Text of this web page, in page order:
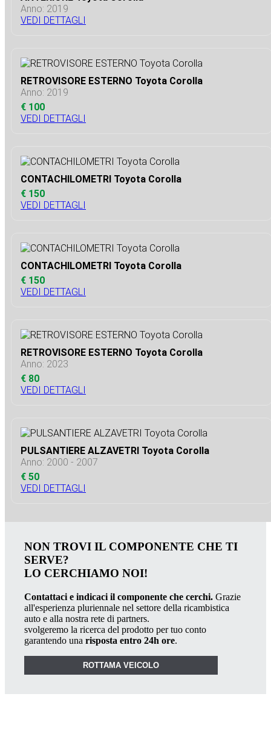
Anno: 2019
VEDI DETTAGLI
RETROVISORE ESTERNO Toyota Corolla
Anno: 2019
€ 100
VEDI DETTAGLI
CONTACHILOMETRI Toyota Corolla
€ 150
VEDI DETTAGLI
CONTACHILOMETRI Toyota Corolla
€ 150
VEDI DETTAGLI
RETROVISORE ESTERNO Toyota Corolla
Anno: 2023
€ 80
VEDI DETTAGLI
PULSANTIERE ALZAVETRI Toyota Corolla
Anno: 2000 - 2007
€ 50
VEDI DETTAGLI
NON TROVI IL COMPONENTE CHE TI
SERVE?
LO CERCHIAMO NOI!
Contattaci e indicaci il componente che cerchi. Grazie
all'esperienza pluriennale nel settore della ricambistica
auto e alla nostra rete di partners.
svolgeremo la ricerca del prodotto per tuo conto
garantendo una risposta entro 24h ore.
ROTTAMA VEICOLO